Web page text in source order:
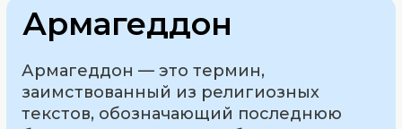
Армагеддон
Армагеддон — это термин,
заимствованный из религиозных
текстов, обозначающий последнюю